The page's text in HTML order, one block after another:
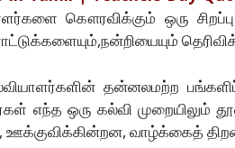
கௌரவிக்கும் ஒரு
தன்னலமற்ற
எந்த ஒரு கல்வி
ஊக்குவிக்கின்றன, வாழ்க்கைத்